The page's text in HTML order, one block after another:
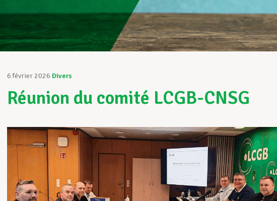
6 février 2026 Divers
Réunion du comité LCGB-CNSG